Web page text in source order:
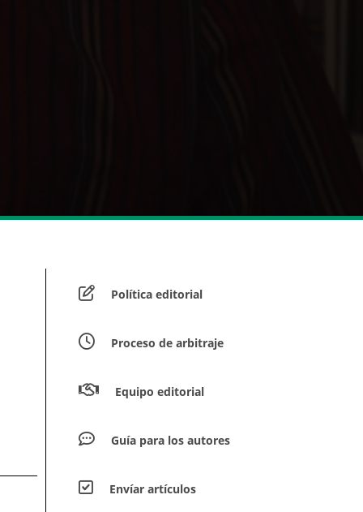
Política editorial
Proceso de arbitraje
Equipo editorial
Guía para los autores
Envíar artículos